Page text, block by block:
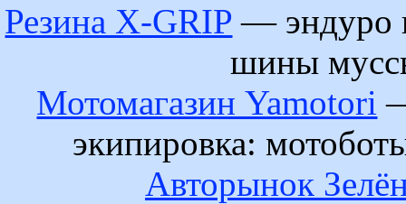
Резина X-GRIP — эндуро
шины
Мотомагазин Yamotori
экипировка:
Авторынок